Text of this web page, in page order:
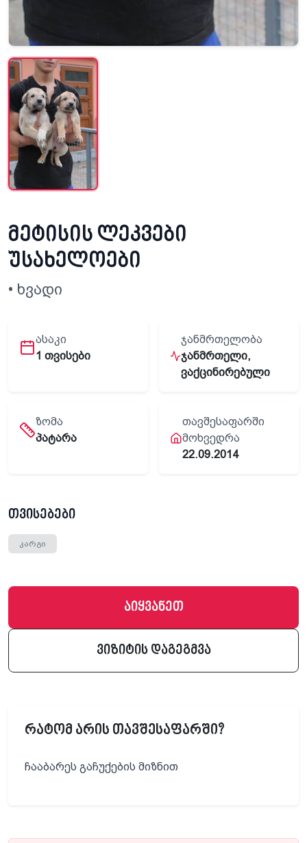
მეტისის ლეკვები
უსახელოები
• ხვადი
ᲐᲡᲐᲙᲘ
1 თვისები
ᲯᲐᲜᲛᲠᲗᲔᲚᲝᲑᲐ
ჯანმრთელი,
ვაქცინირებული
ᲖᲝᲛᲐ
პატარა
ᲗᲐᲕᲨᲔᲡᲐᲤᲐᲠᲨᲘ
ᲛᲝᲮᲕᲔᲓᲠᲐ
22.09.2014
თვისებები
კარგი
აიყვანეთ
ვიზიტის დაგეგმვა
რატომ არის თავშესაფარში?
ჩააბარეს გაჩუქების მიზნით